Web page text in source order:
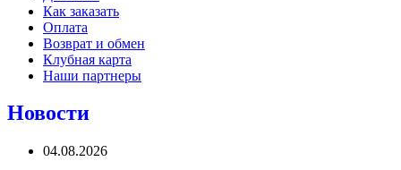
Как заказать
Оплата
Возврат и обмен
Клубная карта
Наши партнеры
Новости
04.08.2026